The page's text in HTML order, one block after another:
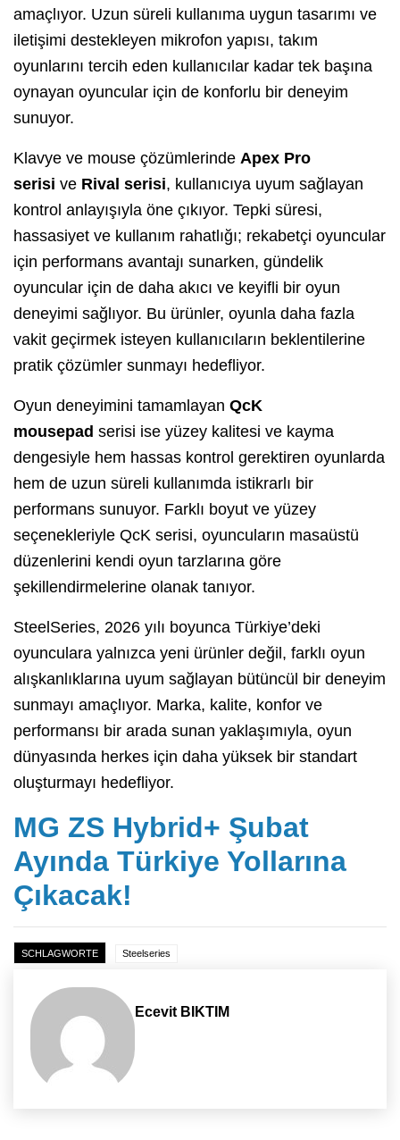
amaçlıyor. Uzun süreli kullanıma uygun tasarımı ve
iletişimi destekleyen mikrofon yapısı, takım
oyunlarını tercih eden kullanıcılar kadar tek başına
oynayan oyuncular için de konforlu bir deneyim
sunuyor.
Klavye ve mouse çözümlerinde Apex Pro
serisi ve Rival serisi, kullanıcıya uyum sağlayan
kontrol anlayışıyla öne çıkıyor. Tepki süresi,
hassasiyet ve kullanım rahatlığı; rekabetçi oyuncular
için performans avantajı sunarken, gündelik
oyuncular için de daha akıcı ve keyifli bir oyun
deneyimi sağlıyor. Bu ürünler, oyunla daha fazla
vakit geçirmek isteyen kullanıcıların beklentilerine
pratik çözümler sunmayı hedefliyor.
Oyun deneyimini tamamlayan QcK
mousepad serisi ise yüzey kalitesi ve kayma
dengesiyle hem hassas kontrol gerektiren oyunlarda
hem de uzun süreli kullanımda istikrarlı bir
performans sunuyor. Farklı boyut ve yüzey
seçenekleriyle QcK serisi, oyuncuların masaüstü
düzenlerini kendi oyun tarzlarına göre
şekillendirmelerine olanak tanıyor.
SteelSeries, 2026 yılı boyunca Türkiye’deki
oyunculara yalnızca yeni ürünler değil, farklı oyun
alışkanlıklarına uyum sağlayan bütüncül bir deneyim
sunmayı amaçlıyor. Marka, kalite, konfor ve
performansı bir arada sunan yaklaşımıyla, oyun
dünyasında herkes için daha yüksek bir standart
oluşturmayı hedefliyor.
MG ZS Hybrid+ Şubat
Ayında Türkiye Yollarına
Çıkacak!
SCHLAGWORTE Steelseries
Ecevit BIKTIM